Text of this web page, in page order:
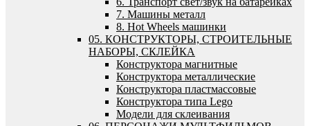
7. Машины металл
8. Hot Wheels машинки
05. КОНСТРУКТОРЫ, СТРОИТЕЛЬНЫЕ
НАБОРЫ, СКЛЕЙКА
Конструктора магнитные
Конструктора металлические
Конструктора пластмассовые
Конструктора типа Lego
Модели для склеивания